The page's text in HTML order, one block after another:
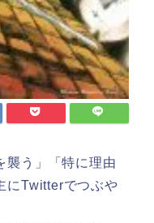
襲う」「特に理由
にTwitterでつぶや